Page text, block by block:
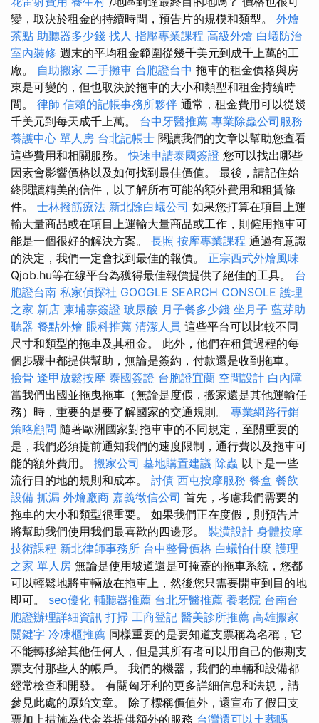
變，取決於租金的持續時間，預告片的規模和類型。 外燴
茶點 助聽器多少錢 找人 指壓專業課程 高級外燴 白蟻防治
室內裝修 週末的平均租金範圍從幾千美元到成千上萬的工
廠。 自助搬家 二手攤車 台胞證台中 拖車的租金價格與房
東是可變的，但也取決於拖車的大小和類型和租金持續時
間。 律師 信賴的記帳事務所夥伴 通常，租金費用可以從幾
千美元到每天成千上萬。 台中牙醫推薦 專業除蟲公司服務
養護中心 單人房 台北記帳士 閱讀我們的文章以幫助您查看
這些費用和相關服務。快速申請泰國簽證 您可以找出哪些
因素會影響價格以及如何找到最佳價值。 最後，請記住始
終閱讀精美的信件，以了解所有可能的額外費用和租賃條
件。 士林撥筋療法 新北除白蟻公司 如果您打算在項目上運
輸大量商品或在項目上運輸大量商品或工作，則僱用拖車可
能是一個很好的解決方案。 長照 按摩專業課程 通過有意識
的決定，我們一定會找到最佳的報價。 正宗西式外燴風味
Qjob.hu等在線平台為獲得最佳報價提供了絕佳的工具。 台
胞證台南 私家偵探社 GOOGLE SEARCH CONSOLE 護理
之家 新店 柬埔寨簽證 玻尿酸 月子餐多少錢 坐月子 藍芽助
聽器 餐點外燴 眼科推薦 清潔人員 這些平台可以比較不同
尺寸和類型的拖車及其租金。 此外，他們在租賃過程的每
個步驟中都提供幫助，無論是簽約，付款還是收到拖車。
撿骨 逢甲放鬆按摩 泰國簽證 台胞證宜蘭 空間設計 白內障
當我們出國並拖曳拖車（無論是度假，搬家還是其他運輸任
務）時，重要的是要了解國家的交通規則。 專業網路行銷
策略顧問 隨著歐洲國家對拖車車的不同規定，至關重要的
是，我們必須提前通知我們的速度限制，通行費以及拖車可
能的額外費用。 搬家公司 墓地購置建議 除蟲 以下是一些
流行目的地的規則和成本。 討債 西屯按摩服務 餐盒 餐飲
設備 抓漏 外燴廠商 嘉義徵信公司 首先，考慮我們需要的
拖車的大小和類型很重要。 如果我們正在度假，則預告片
將幫助我們使用我們最喜歡的四邊形。 裝潢設計 身體按摩
技術課程 新北律師事務所 台中整骨價格 白蟻怕什麼 護理
之家 單人房 無論是使用坡道還是可掩蓋的拖車系統，您都
可以輕鬆地將車輛放在拖車上，然後您只需要開車到目的地
即可。 seo優化 輔聽器推薦 台北牙醫推薦 養老院 台南台
胞證辦理詳細資訊 打掃 工商登記 醫美診所推薦 高雄搬家
關鍵字 冷凍櫃推薦 同樣重要的是要知道支票稱為名稱，它
不能轉移給其他任何人，但是其所有者可以用自己的假期支
票支付那些人的帳戶。 我們的機器，我們的車輛和設備都
經常檢查和開發。 有關匈牙利的更多詳細信息和法規，請
參見此處的原始文章。 除了標稱價值外，還宣布了假日支
票加上措施為代金券提供額外的服務 台灣還可以土葬嗎